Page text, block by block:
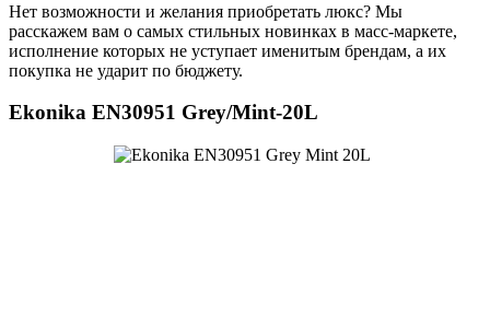
Нет возможности и желания приобретать люкс? Мы
расскажем вам о самых стильных новинках в масс-маркете,
исполнение которых не уступает именитым брендам, а их
покупка не ударит по бюджету.
Ekonika EN30951 Grey/Mint-20L